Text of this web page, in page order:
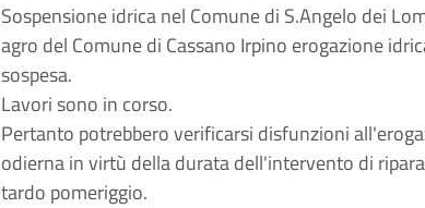
Sospensione idrica nel Comune di S.Angelo dei
agro del Comune di Cassano Irpino erogazione
sospesa.
Lavori sono in corso.
Pertanto potrebbero verificarsi disfunzioni
odierna in virtù della durata dell'intervento di
tardo pomeriggio.